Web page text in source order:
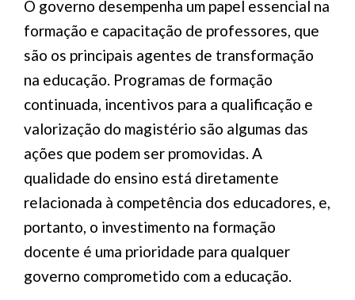
O governo desempenha um papel essencial na
formação e capacitação de professores, que
são os principais agentes de transformação
na educação. Programas de formação
continuada, incentivos para a qualificação e
valorização do magistério são algumas das
ações que podem ser promovidas. A
qualidade do ensino está diretamente
relacionada à competência dos educadores, e,
portanto, o investimento na formação
docente é uma prioridade para qualquer
governo comprometido com a educação.